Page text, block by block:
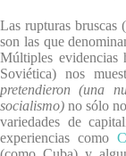
Las rupturas bruscas
son las que
Múltiples evidencias
Soviética) nos
pretendieron (una
socialismo)no sólo
variedades de
experiencias como